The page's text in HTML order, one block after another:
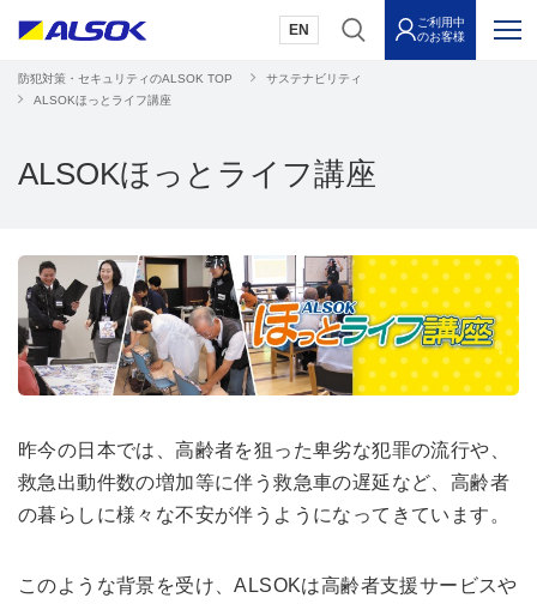
EN
ご利用中
のお客様
防犯対策・セキュリティのALSOK TOP
サステナビリティ
ALSOKほっとライフ講座
ALSOKほっとライフ講座
昨今の日本では、高齢者を狙った卑劣な犯罪の流行や、
救急出動件数の増加等に伴う救急車の遅延など、高齢者
の暮らしに様々な不安が伴うようになってきています。
このような背景を受け、ALSOKは高齢者支援サービスや